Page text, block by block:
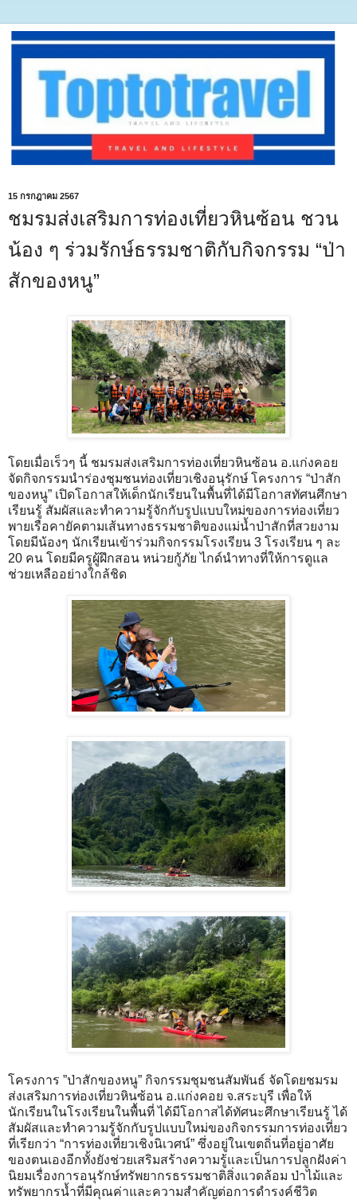
15 กรกฎาคม 2567
ชมรมส่งเสริมการท่องเที่ยวหินซ้อน ชวน
น้อง ๆ ร่วมรักษ์ธรรมชาติกับกิจกรรม “ป่า
สักของหนู”
โดยเมื่อเร็วๆ นี้ ชมรมส่งเสริมการท่องเที่ยวหินซ้อน อ.แก่งคอย
จัดกิจกรรมนำร่องชุมชนท่องเที่ยวเชิงอนุรักษ์ โครงการ “ป่าสัก
ของหนู” เปิดโอกาสให้เด็กนักเรียนในพื้นที่ได้มีโอกาสทัศนศึกษา
เรียนรู้ สัมผัสและทำความรู้จักกับรูปแบบใหม่ของการท่องเที่ยว
พายเรือคายัคตามเส้นทางธรรมชาติของแม่น้ำป่าสักที่สวยงาม
โดยมีน้องๆ นักเรียนเข้าร่วมกิจกรรมโรงเรียน 3 โรงเรียน ๆ ละ
20 คน โดยมีครูผู้ฝึกสอน หน่วยกู้ภัย ไกด์นำทางที่ให้การดูแล
ช่วยเหลืออย่างใกล้ชิด
โครงการ ”ป่าสักของหนู” กิจกรรมชุมชนสัมพันธ์ จัดโดยชมรม
ส่งเสริมการท่องเที่ยวหินซ้อน อ.แก่งคอย จ.สระบุรี เพื่อให้
นักเรียนในโรงเรียนในพื้นที่ ได้มีโอกาสได้ทัศนะศึกษาเรียนรู้ ได้
สัมผัสและทำความรู้จักกับรูปแบบใหม่ของกิจกรรมการท่องเที่ยว
ที่เรียกว่า “การท่องเที่ยวเชิงนิเวศน์” ซึ่งอยู่ในเขตถิ่นที่อยู่อาศัย
ของตนเองอีกทั้งยังช่วยเสริมสร้างความรู้และเป็นการปลูกฝังค่า
นิยมเรื่องการอนุรักษ์ทรัพยากรธรรมชาติสิ่งแวดล้อม ป่าไม้และ
ทรัพยากรน้ำที่มีคุณค่าและความสำคัญต่อการดำรงค์ชีวิต